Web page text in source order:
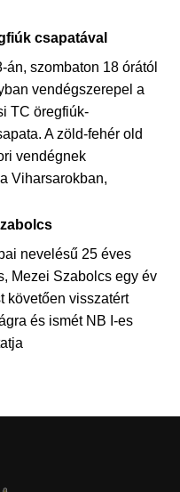
csapatával
án, szombaton 18 órától
vendégszerepel a
TC öregfiúk-
A zöld-fehér old
vendégnek
Viharsarokban,
nevelésű 25 éves
Mezei Szabolcs egy év
követően visszatért
és ismét NB I-es